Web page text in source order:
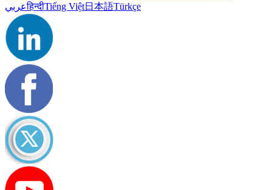
عربيहिन्दीTiếng Việt日本語Türkçe